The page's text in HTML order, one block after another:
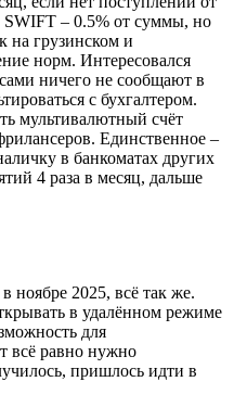
SWIFT – 0.5% от суммы, но
на грузинском и
норм. Интересовался
ничего не сообщают в
с бухгалтером.
мультивалютный счёт
Единственное –
в банкоматах других
4 раза в месяц, дальше
2025, всё так же.
в удалённом режиме
для
всё равно нужно
пришлось идти в